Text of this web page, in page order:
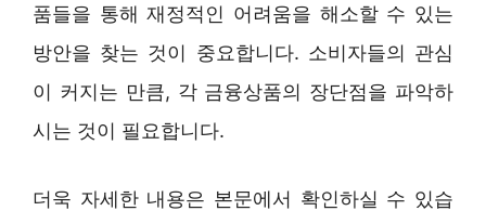
품들을 통해 재정적인 어려움을 해소할 수 있는
방안을 찾는 것이 중요합니다. 소비자들의 관심
이 커지는 만큼, 각 금융상품의 장단점을 파악하
시는 것이 필요합니다.
더욱 자세한 내용은 본문에서 확인하실 수 있습